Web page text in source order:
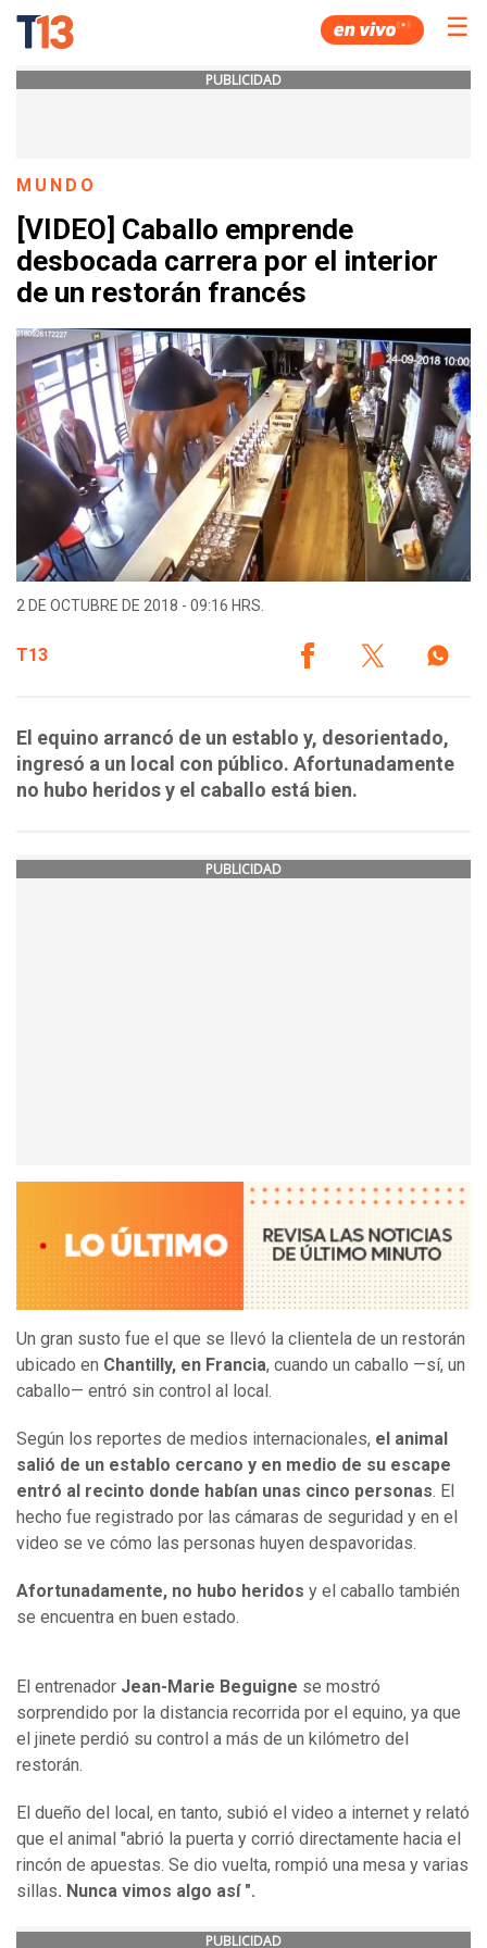
☰
PUBLICIDAD
MUNDO
[VIDEO] Caballo emprende
desbocada carrera por el interior
de un restorán francés
2 DE OCTUBRE DE 2018 - 09:16 HRS.
T13
El equino arrancó de un establo y, desorientado,
ingresó a un local con público. Afortunadamente
no hubo heridos y el caballo está bien.
PUBLICIDAD
Un gran susto fue el que se llevó la clientela de un restorán
ubicado en Chantilly, en Francia, cuando un caballo —sí, un
caballo— entró sin control al local.
Según los reportes de medios internacionales, el animal
salió de un establo cercano y en medio de su escape
entró al recinto donde habían unas cinco personas. El
hecho fue registrado por las cámaras de seguridad y en el
video se ve cómo las personas huyen despavoridas.
Afortunadamente, no hubo heridos y el caballo también
se encuentra en buen estado.
El entrenador Jean-Marie Beguigne se mostró
sorprendido por la distancia recorrida por el equino, ya que
el jinete perdió su control a más de un kilómetro del
restorán.
El dueño del local, en tanto, subió el video a internet y relató
que el animal "abrió la puerta y corrió directamente hacia el
rincón de apuestas. Se dio vuelta, rompió una mesa y varias
sillas. Nunca vimos algo así ".
PUBLICIDAD